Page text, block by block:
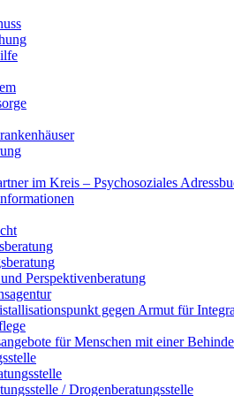
im Kreis – Psychosoziales
Perspektivenberatung
gegen Armut für
für Menschen mit einer
/ Drogenberatungsstelle